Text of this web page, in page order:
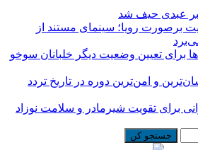
عبدی حیف شد
برصورت رویا؛ سینمای مستند از
برای تعیین وضعیت دیگر خلبانان سوخو
درخشان‌ترین و امن‌ترین دوره در تاریخ تردد
برای تقویت شیرمادر و سلامت نوزاد
جستجو کن